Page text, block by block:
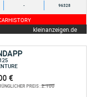
- 96328
kleinanzeigen.de
€
PREIS :2.100